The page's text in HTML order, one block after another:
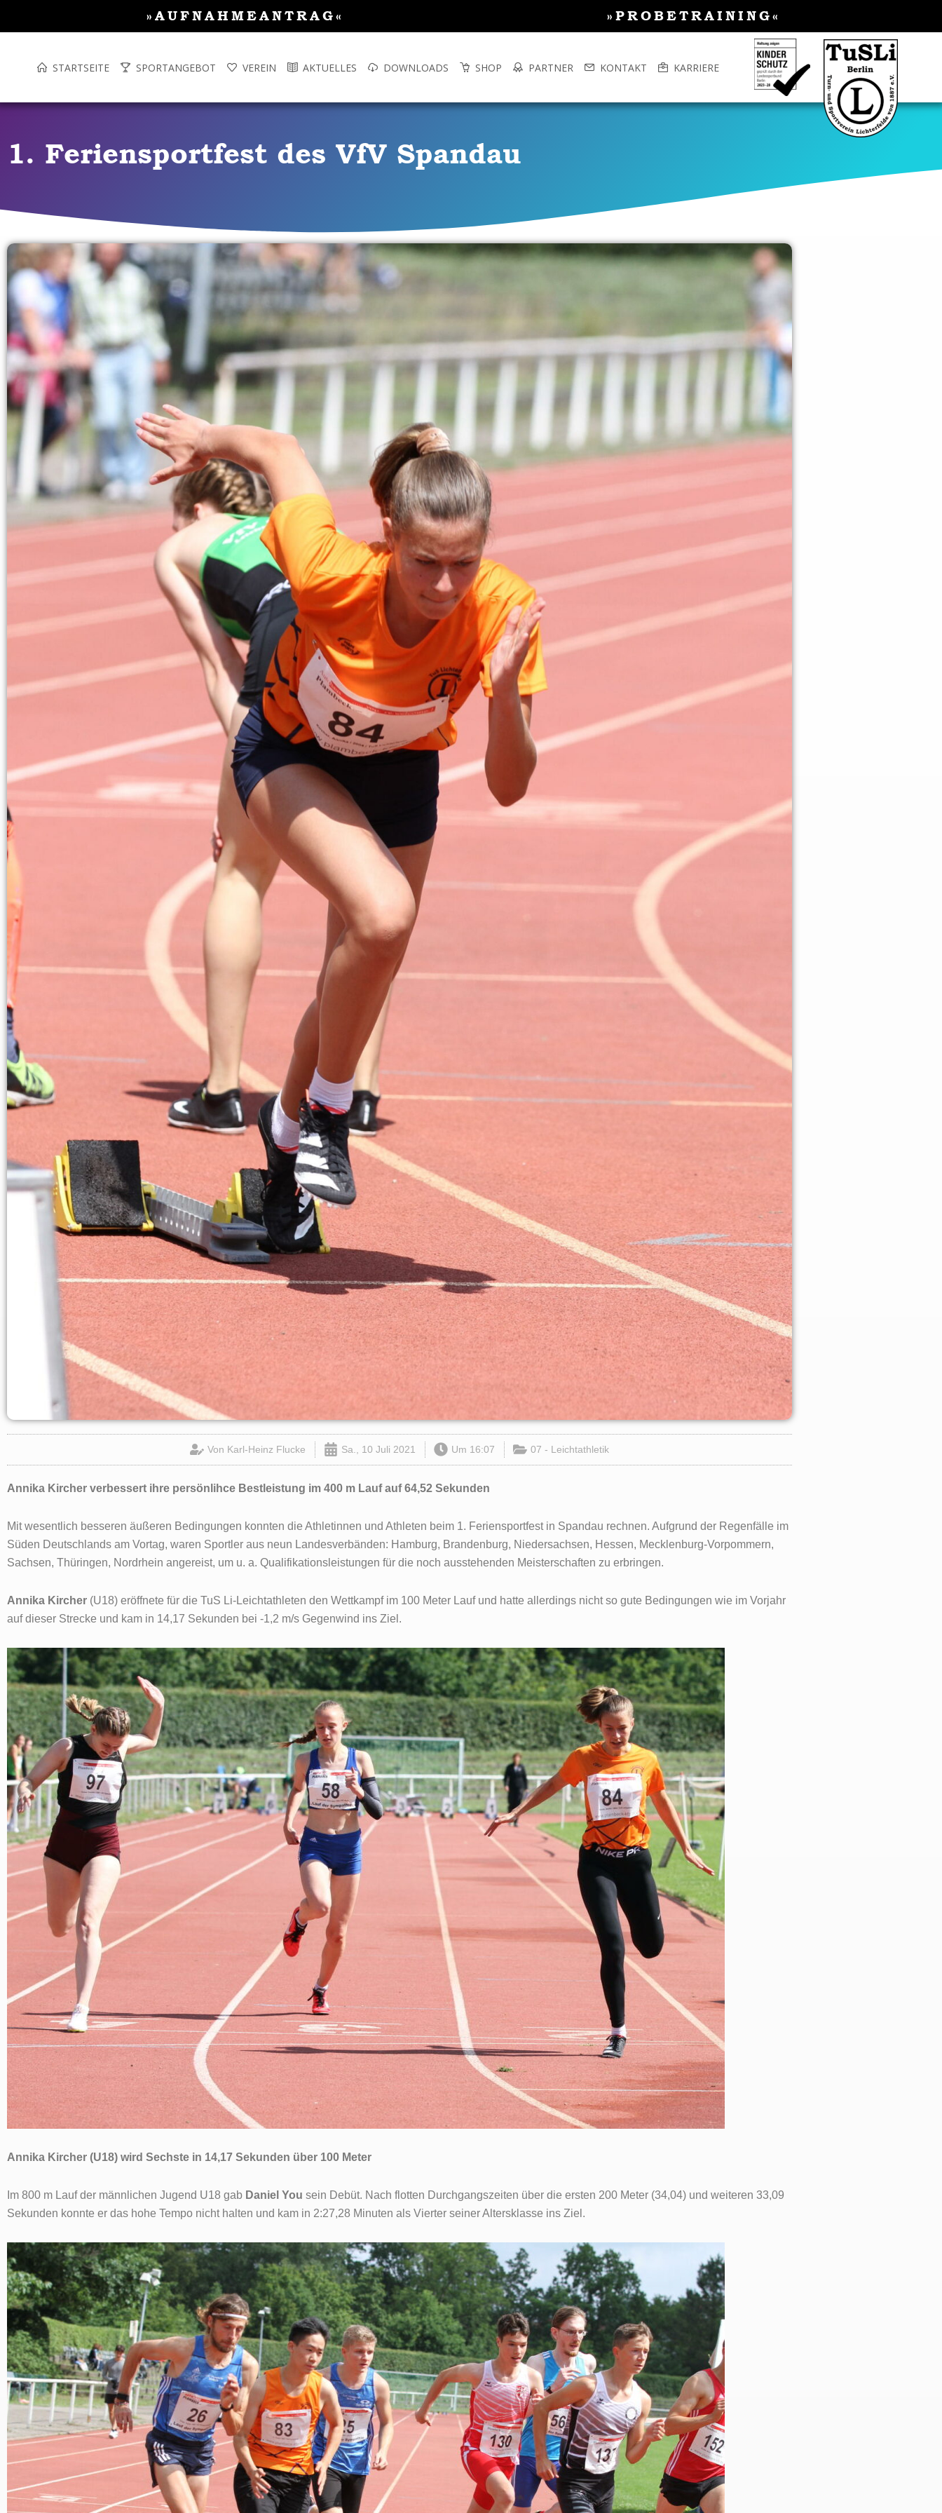
»AUFNAHMEANTRAG« »PROBETRAINING«
STARTSEITE SPORTANGEBOT VEREIN AKTUELLES DOWNLOADS SHOP PARTNER KONTAKT KARRIERE
1. Feriensportfest des VfV Spandau
Von Karl-Heinz Flucke Sa., 10 Juli 2021 Um 16:07 07 - Leichtathletik
Annika Kircher verbessert ihre persönlihce Bestleistung im 400 m Lauf auf 64,52 Sekunden
Mit wesentlich besseren äußeren Bedingungen konnten die Athletinnen und Athleten beim 1. Feriensportfest in Spandau rechnen. Aufgrund der Regenfälle im
Süden Deutschlands am Vortag, waren Sportler aus neun Landesverbänden: Hamburg, Brandenburg, Niedersachsen, Hessen, Mecklenburg-Vorpommern,
Sachsen, Thüringen, Nordrhein angereist, um u. a. Qualifikationsleistungen für die noch ausstehenden Meisterschaften zu erbringen.
Annika Kircher (U18) eröffnete für die TuS Li-Leichtathleten den Wettkampf im 100 Meter Lauf und hatte allerdings nicht so gute Bedingungen wie im Vorjahr
auf dieser Strecke und kam in 14,17 Sekunden bei -1,2 m/s Gegenwind ins Ziel.
Annika Kircher (U18) wird Sechste in 14,17 Sekunden über 100 Meter
Im 800 m Lauf der männlichen Jugend U18 gab Daniel You sein Debüt. Nach flotten Durchgangszeiten über die ersten 200 Meter (34,04) und weiteren 33,09
Sekunden konnte er das hohe Tempo nicht halten und kam in 2:27,28 Minuten als Vierter seiner Altersklasse ins Ziel.